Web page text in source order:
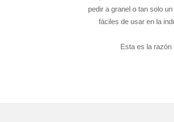
pedir a granel o tan solo
fáciles de usar en la
Esta es la